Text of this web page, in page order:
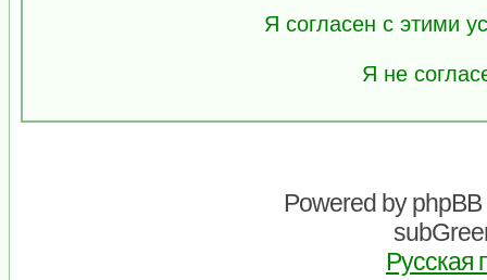
Я согласен с этими
Я не
Powered byphpBB
Русская